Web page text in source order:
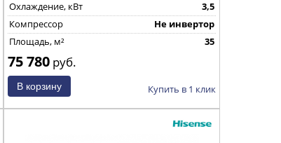
Охлаждение, кВт
3,5
Компрессор
Не инвертор
Площадь, м²
35
75 780 руб.
Купить в 1 клик